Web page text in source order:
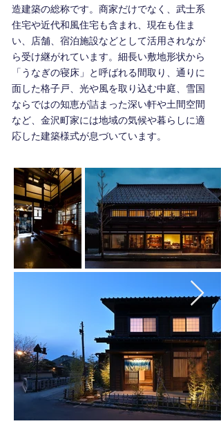
造建築の総称です。商家だけでなく、武士系
住宅や近代和風住宅も含まれ、現在も住ま
い、店舗、宿泊施設などとして活用されなが
ら受け継がれています。細長い敷地形状から
「うなぎの寝床」と呼ばれる間取り、通りに
面した格子戸、光や風を取り込む中庭、雪国
ならではの知恵が詰まった深い軒や土間空間
など、金沢町家には地域の気候や暮らしに適
応した建築様式が息づいています。